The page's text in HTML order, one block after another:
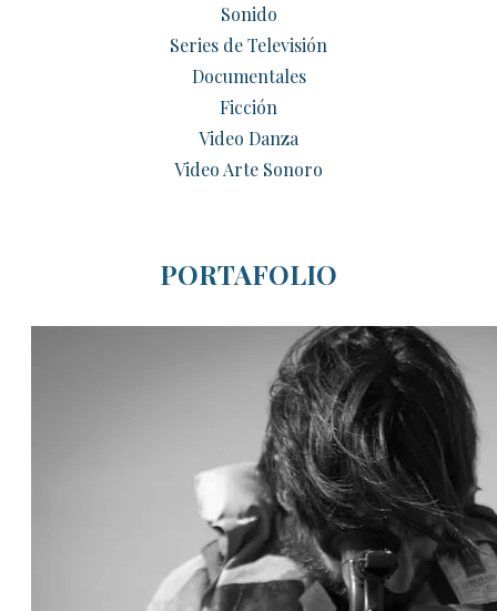
Sonido
Series de Televisión
Documentales
Ficción
Video Danza
Video Arte Sonoro
PORTAFOLIO